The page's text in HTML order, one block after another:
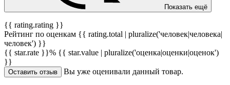
Показать ещё
{{ rating.rating }}
Рейтинг по оценкам {{ rating.total | pluralize('человек|человека|
человек') }}
{{ star.rate }}% {{ star.value | pluralize('оценка|оценки|оценок')
}}
Оставить отзыв Вы уже оценивали данный товар.